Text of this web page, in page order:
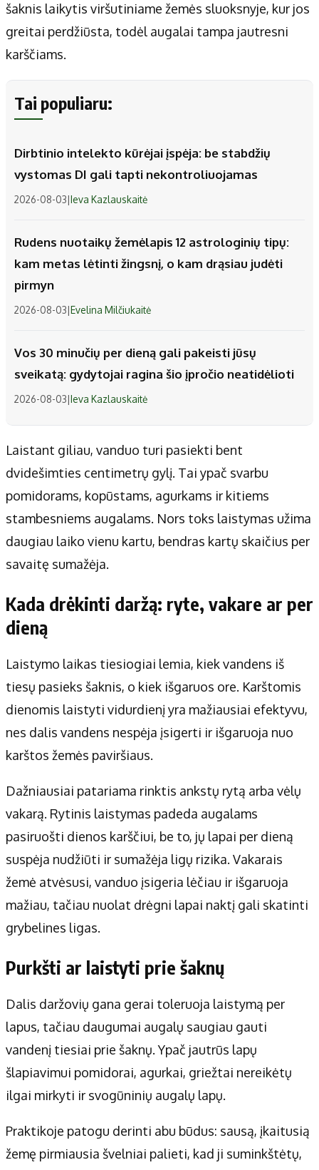
šaknis laikytis viršutiniame žemės sluoksnyje, kur jos
greitai perdžiūsta, todėl augalai tampa jautresni
karščiams.
Tai populiaru:
Dirbtinio intelekto kūrėjai įspėja: be stabdžių
vystomas DI gali tapti nekontroliuojamas
2026-08-03|Ieva Kazlauskaitė
Rudens nuotaikų žemėlapis 12 astrologinių tipų:
kam metas lėtinti žingsnį, o kam drąsiau judėti
pirmyn
2026-08-03|Evelina Milčiukaitė
Vos 30 minučių per dieną gali pakeisti jūsų
sveikatą: gydytojai ragina šio įpročio neatidėlioti
2026-08-03|Ieva Kazlauskaitė
Laistant giliau, vanduo turi pasiekti bent
dvidešimties centimetrų gylį. Tai ypač svarbu
pomidorams, kopūstams, agurkams ir kitiems
stambesniems augalams. Nors toks laistymas užima
daugiau laiko vienu kartu, bendras kartų skaičius per
savaitę sumažėja.
Kada drėkinti daržą: ryte, vakare ar per
dieną
Laistymo laikas tiesiogiai lemia, kiek vandens iš
tiesų pasieks šaknis, o kiek išgaruos ore. Karštomis
dienomis laistyti vidurdienį yra mažiausiai efektyvu,
nes dalis vandens nespėja įsigerti ir išgaruoja nuo
karštos žemės paviršiaus.
Dažniausiai patariama rinktis ankstų rytą arba vėlų
vakarą. Rytinis laistymas padeda augalams
pasiruošti dienos karščiui, be to, jų lapai per dieną
suspėja nudžiūti ir sumažėja ligų rizika. Vakarais
žemė atvėsusi, vanduo įsigeria lėčiau ir išgaruoja
mažiau, tačiau nuolat drėgni lapai naktį gali skatinti
grybelines ligas.
Purkšti ar laistyti prie šaknų
Dalis daržovių gana gerai toleruoja laistymą per
lapus, tačiau daugumai augalų saugiau gauti
vandenį tiesiai prie šaknų. Ypač jautrūs lapų
šlapiavimui pomidorai, agurkai, griežtai nereikėtų
ilgai mirkyti ir svogūninių augalų lapų.
Praktikoje patogu derinti abu būdus: sausą, įkaitusią
žemę pirmiausia švelniai palieti, kad ji suminkštėtų,